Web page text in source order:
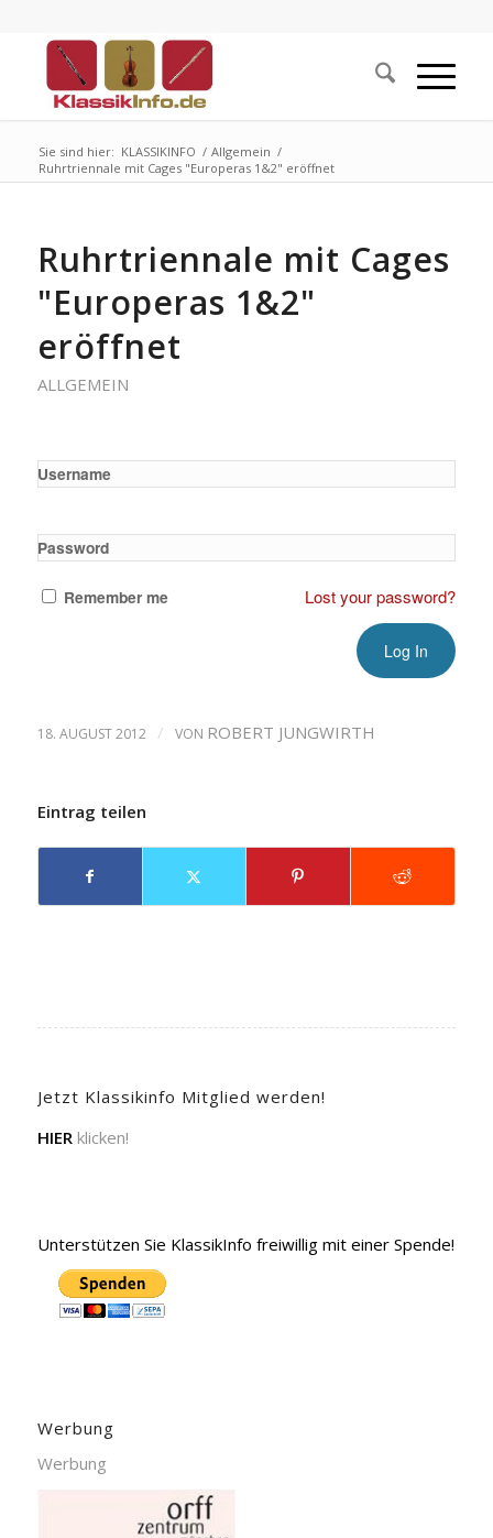
Sie sind hier: KLASSIKINFO / Allgemein /
Ruhrtriennale mit Cages "Europeras 1&2" eröffnet
Ruhrtriennale mit Cages
"Europeras 1&2"
eröffnet
ALLGEMEIN
Username
Password
Remember me Lost your password?
18. AUGUST 2012 / VON ROBERT JUNGWIRTH
Eintrag teilen
Jetzt Klassikinfo Mitglied werden!
HIER klicken!
Unterstützen Sie KlassikInfo freiwillig mit einer Spende!
Werbung
Werbung